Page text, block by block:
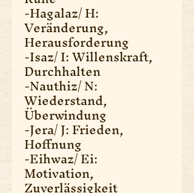
-Hagalaz/ H:
Veränderung,
Herausforderung
-Isaz/ I: Willenskraft,
Durchhalten
-Nauthiz/ N:
Wiederstand,
Überwindung
-Jera/ J: Frieden,
Hoffnung
-Eihwaz/ Ei:
Motivation,